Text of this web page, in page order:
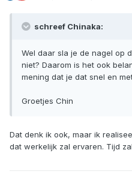
schreef Chinaka:
Wel daar sla je de nagel op
niet? Daarom is het ook
mening dat je dat snel en
Groetjes Chin
Dat denk ik ook, maar ik
dat werkelijk zal ervaren. Tijd